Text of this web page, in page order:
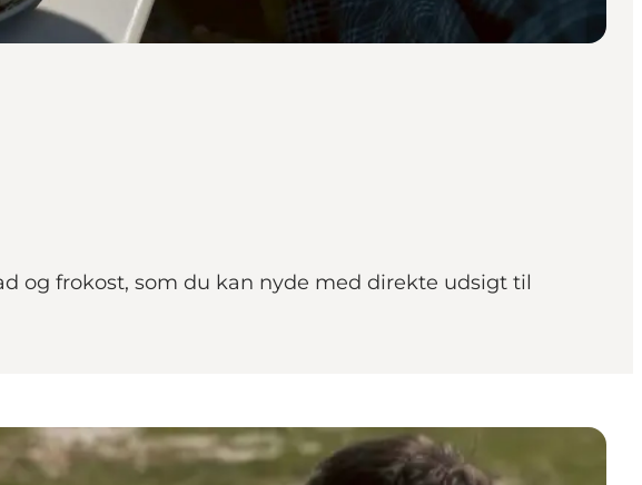
og frokost, som du kan nyde med direkte udsigt til